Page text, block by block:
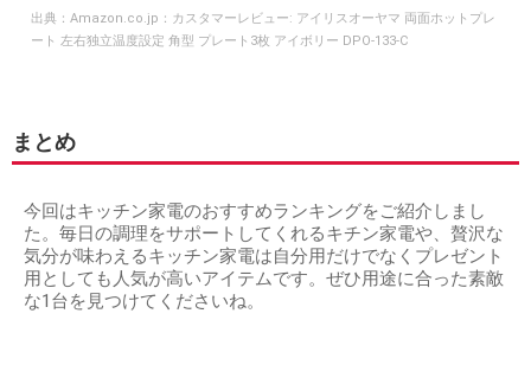
出典： Amazon.co.jp：カスタマーレビュー: アイリスオーヤマ 両面ホットプレ
ート 左右独立温度設定 角型 プレート3枚 アイボリー DPO-133-C
まとめ
今回はキッチン家電のおすすめランキングをご紹介しまし
た。毎日の調理をサポートしてくれるキチン家電や、贅沢な
気分が味わえるキッチン家電は自分用だけでなくプレゼント
用としても人気が高いアイテムです。ぜひ用途に合った素敵
な1台を見つけてくださいね。